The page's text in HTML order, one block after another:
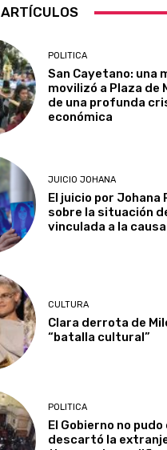
POLITICA
San Cayetano: una
movilizó a Plaza de
de una profunda
económica
JUICIO JOHANA
El juicio por Johana
sobre la situación
vinculada a la causa
CULTURA
Clara derrota de
“batalla cultural”
POLITICA
El Gobierno no pudo
descartó la